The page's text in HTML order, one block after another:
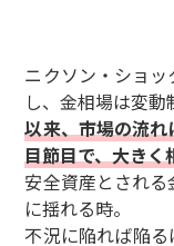
ニクソン・ショ
し、金相場は変動
以来、市場の流
目節目で、大きく
安全資産とされ
に揺れる時。
不況に陥れば陥